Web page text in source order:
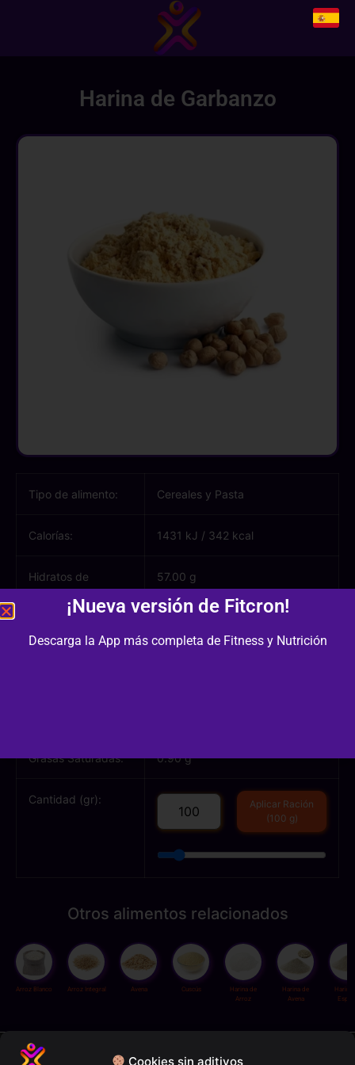
Cookies sin aditivos
Harina de Garbanzo
Tipo de alimento: Cereales y Pasta
Calorías: 1431 kJ / 342 kcal
Hidratos de
carbono:
57.00 g
Azúcares: 4.60 g
Grasas Saturadas: 0.90 g
Cantidad (gr):
Aplicar Ración
(100 g)
Otros alimentos relacionados
Arroz Blanco Arroz Integral Avena Cuscús
Harina de
Arroz
Harina de
Avena
Harina
¡Nueva versión de Fitcron!
Descarga la App más completa de Fitness y Nutrición